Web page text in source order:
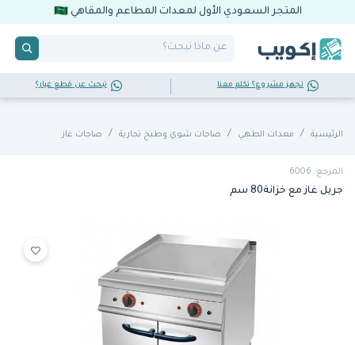
المتجر السعودي الأول لمعدات المطاعم والمقاهي
تجهز مشروع؟ تكلم معنا تبحث عن قطع غيار؟
الرئيسية معدات الطهي صاجات شوي وطبخ تجارية صاجات غاز
المرجع: 6006
جريل غاز مع خزانة80 سم